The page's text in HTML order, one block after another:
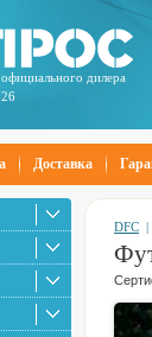
дилера
Доставка
DFC |